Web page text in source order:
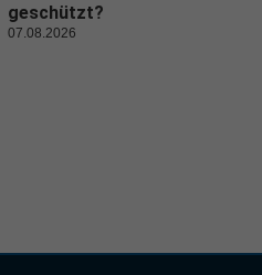
geschützt?
07.08.2026